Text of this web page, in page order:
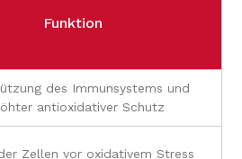
Funktion
des Immunsystems und
antioxidativer Schutz
Zellen vor oxidativem Stress